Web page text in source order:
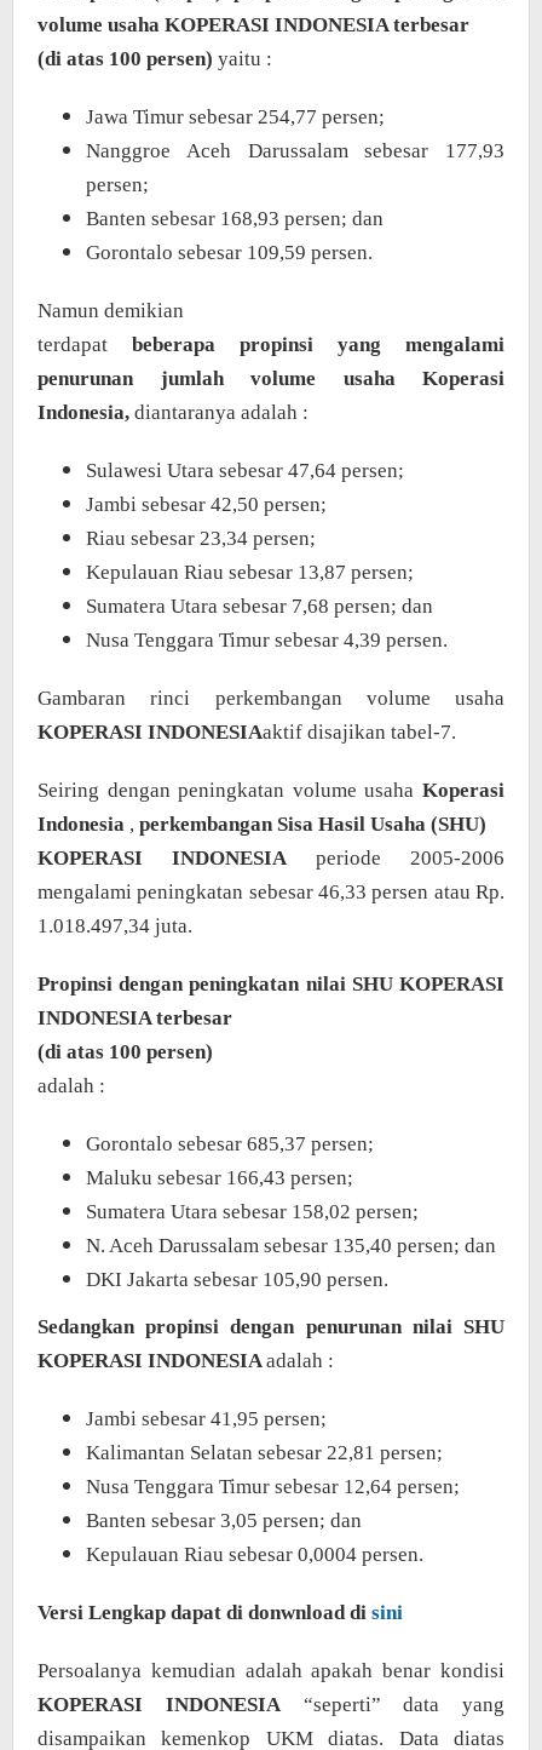
volume usaha KOPERASI INDONESIA terbesar
(di atas 100 persen) yaitu :
Jawa Timur sebesar 254,77 persen;
Nanggroe Aceh Darussalam sebesar 177,93
persen;
Banten sebesar 168,93 persen; dan
Gorontalo sebesar 109,59 persen.
Namun demikian
terdapat beberapa propinsi yang mengalami
penurunan jumlah volume usaha Koperasi
Indonesia, diantaranya adalah :
Sulawesi Utara sebesar 47,64 persen;
Jambi sebesar 42,50 persen;
Riau sebesar 23,34 persen;
Kepulauan Riau sebesar 13,87 persen;
Sumatera Utara sebesar 7,68 persen; dan
Nusa Tenggara Timur sebesar 4,39 persen.
Gambaran rinci perkembangan volume usaha
KOPERASI INDONESIAaktif disajikan tabel-7.
Seiring dengan peningkatan volume usaha Koperasi
Indonesia , perkembangan Sisa Hasil Usaha (SHU)
KOPERASI INDONESIA periode 2005-2006
mengalami peningkatan sebesar 46,33 persen atau Rp.
1.018.497,34 juta.
Propinsi dengan peningkatan nilai SHU KOPERASI
INDONESIA terbesar
(di atas 100 persen)
adalah :
Gorontalo sebesar 685,37 persen;
Maluku sebesar 166,43 persen;
Sumatera Utara sebesar 158,02 persen;
N. Aceh Darussalam sebesar 135,40 persen; dan
DKI Jakarta sebesar 105,90 persen.
Sedangkan propinsi dengan penurunan nilai SHU
KOPERASI INDONESIAadalah :
Jambi sebesar 41,95 persen;
Kalimantan Selatan sebesar 22,81 persen;
Nusa Tenggara Timur sebesar 12,64 persen;
Banten sebesar 3,05 persen; dan
Kepulauan Riau sebesar 0,0004 persen.
Versi Lengkap dapat di donwnload di sini
Persoalanya kemudian adalah apakah benar kondisi
KOPERASI INDONESIA“seperti” data yang
disampaikan kemenkop UKM diatas. Data diatas